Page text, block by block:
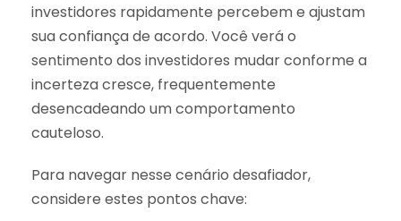
investidores rapidamente percebem e ajustam
sua confiança de acordo. Você verá o
sentimento dos investidores mudar conforme a
incerteza cresce, frequentemente
desencadeando um comportamento
cauteloso.
Para navegar nesse cenário desafiador,
considere estes pontos chave: